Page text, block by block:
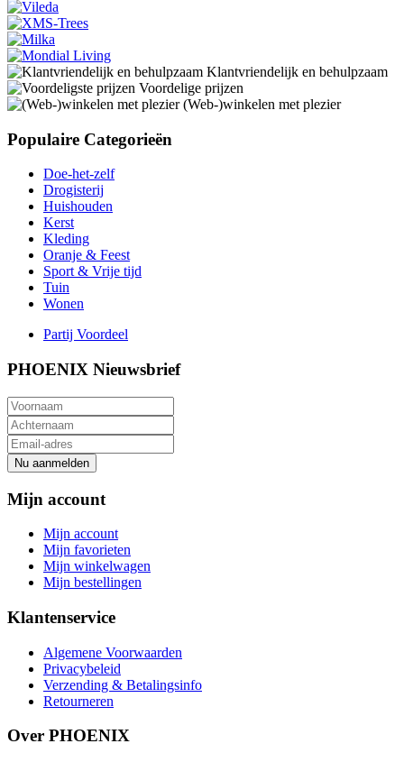
Klantvriendelijk en behulpzaam
Voordelige prijzen
(Web-)winkelen met plezier
Populaire Categorieën
Doe-het-zelf
Drogisterij
Huishouden
Kerst
Kleding
Oranje & Feest
Sport & Vrije tijd
Tuin
Wonen
Partij Voordeel
PHOENIX Nieuwsbrief
Nu aanmelden
Mijn account
Mijn account
Mijn favorieten
Mijn winkelwagen
Mijn bestellingen
Klantenservice
Algemene Voorwaarden
Privacybeleid
Verzending & Betalingsinfo
Retourneren
Over PHOENIX